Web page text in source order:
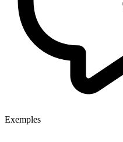
Exemples